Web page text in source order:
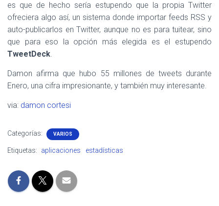
es que de hecho sería estupendo que la propia Twitter
ofreciera algo así, un sistema donde importar feeds RSS y
auto-publicarlos en Twitter, aunque no es para tuitear, sino
que para eso la opción más elegida es el estupendo
TweetDeck.
Damon afirma que hubo 55 millones de tweets durante
Enero, una cifra impresionante, y también muy interesante.
via: damon cortesi
Categorías: VARIOS
Etiquetas: aplicaciones estadísticas